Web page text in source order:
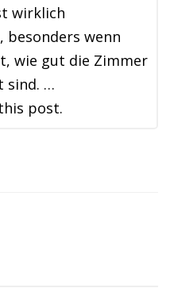
wirklich
besonders wenn
wie gut die Zimmer
sind. …
post.